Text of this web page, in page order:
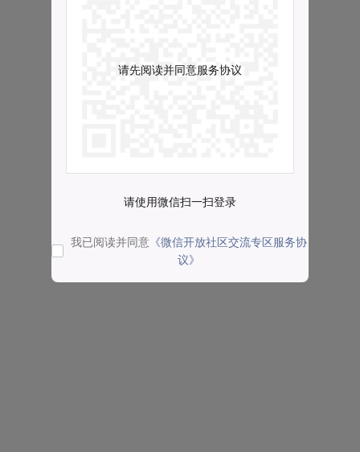
请先阅读并同意服务协议
请使用微信扫一扫登录
我已阅读并同意 《微信开放社区交流专区服务协
议》